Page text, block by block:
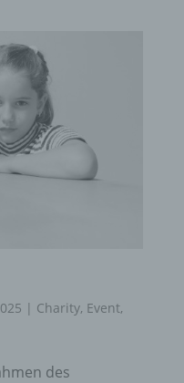
| Charity, Event,
des